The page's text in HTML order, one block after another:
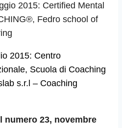
2015: Certified Mental
Fedro school of
2015: Centro
Scuola di Coaching
s.r.l – Coaching
numero 23, novembre